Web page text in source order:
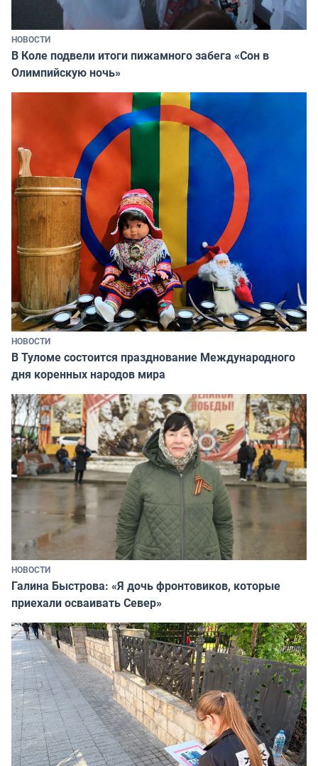
НОВОСТИ
В Коле подвели итоги пижамного забега «Сон в
Олимпийскую ночь»
НОВОСТИ
В Туломе состоится празднование Международного
дня коренных народов мира
НОВОСТИ
Галина Быстрова: «Я дочь фронтовиков, которые
приехали осваивать Север»